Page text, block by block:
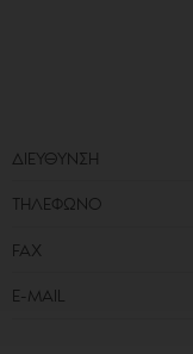
ΔΙΕΥΘΥΝΣΗ
ΤΗΛΕΦΩΝΟ
FAX
E-MAIL